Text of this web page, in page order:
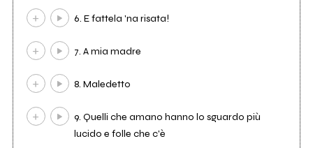
6. E fattela 'na risata!
7. A mia madre
8. Maledetto
9. Quelli che amano hanno lo sguardo più
lucido e folle che c'è